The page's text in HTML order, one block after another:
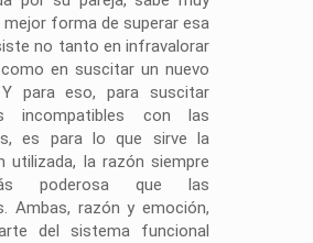
mejor forma de superar esa
no tanto en infravalorar
en suscitar un nuevo
para eso, para suscitar
incompatibles con las
es para lo que sirve la
utilizada, la razón siempre
poderosa que las
Ambas, razón y emoción,
del sistema funcional